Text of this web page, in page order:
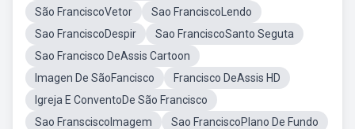
São FranciscoVetor
Sao FranciscoLendo
Sao FranciscoDespir
Sao FranciscoSanto Seguta
Sao Francisco DeAssis Cartoon
Imagen De SãoFancisco
Francisco DeAssis HD
Igreja E ConventoDe São Francisco
Sao FransciscoImagem
Sao FranciscoPlano De Fundo